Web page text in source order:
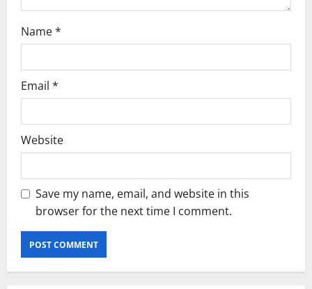
Name*
Email *
Website
Save my name, email, and website in this
browser for the next time I comment.